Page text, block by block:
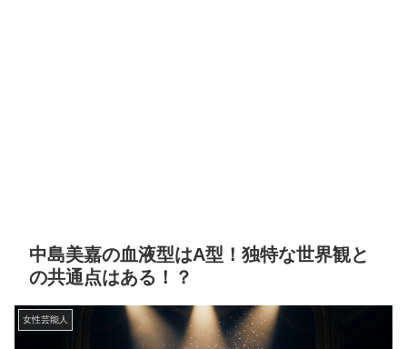
中島美嘉の血液型はA型！独特な世界観と
の共通点はある！？
女性芸能人